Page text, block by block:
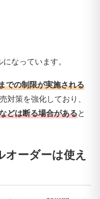
なっています。
での制限が実施される
対策を強化しており、
どは断る場合があると
ーダーは使え